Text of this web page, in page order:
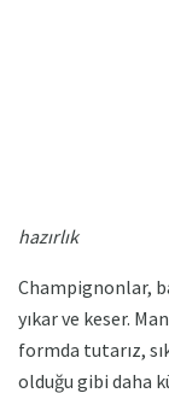
hazırlık
Champignonlar,
yıkar ve keser.
formda tutarız,
olduğu gibi daha